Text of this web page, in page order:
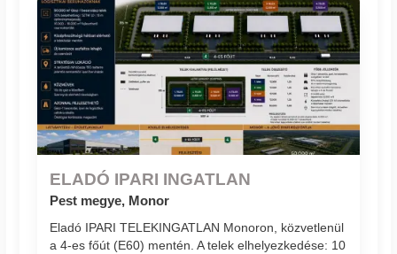
ELADÓ IPARI INGATLAN
Pest megye, Monor
Eladó IPARI TELEKINGATLAN Monoron, közvetlenül
a 4-es főút (E60) mentén. A telek elhelyezkedése: 10